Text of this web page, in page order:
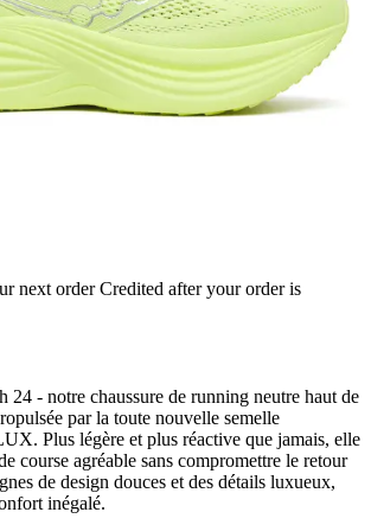
next order Credited after your order is
24 - notre chaussure de running neutre haut de
par la toute nouvelle semelle
Plus légère et plus réactive que jamais, elle
course agréable sans compromettre le retour
de design douces et des détails luxueux,
inégalé.